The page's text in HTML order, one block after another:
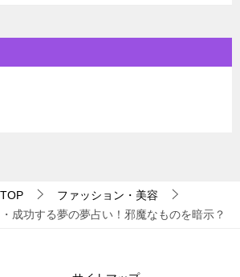
TOP
ファッション・美容
成功する夢の夢占い！邪魔なものを暗示？